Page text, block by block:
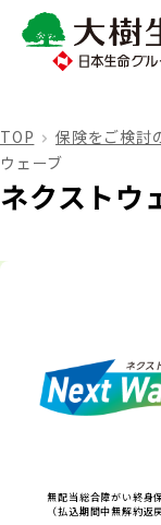
ご契約者さま
お手続きの
保険金・給
契約内容の確
保険をご検討の
商品を選ぶ
法人のお客さま
法人のお客さま
知る・楽しむ
TOP 保険をご検討
ウェーブ
ネクストウ
無配当総合障がい終身
（払込期間中無解約返